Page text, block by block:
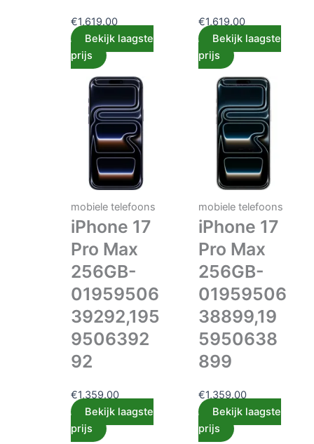
€1,619.00
Bekijk laagste
prijs
€1,619.00
Bekijk laagste
prijs
mobiele telefoons
iPhone 17
Pro Max
256GB-
01959506
39292,195
9506392
92
€1,359.00
Bekijk laagste
prijs
mobiele telefoons
iPhone 17
Pro Max
256GB-
01959506
38899,19
5950638
899
€1,359.00
Bekijk laagste
prijs